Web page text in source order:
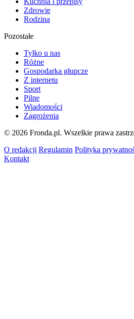
Zdrowie
Rodzina
Pozostałe
Tylko u nas
Różne
Gospodarka głupcze
Z internetu
Sport
Pilne
Wiadomości
Zagrożenia
© 2026 Fronda.pl. Wszelkie prawa
O redakcji Regulamin Polityka
Kontakt